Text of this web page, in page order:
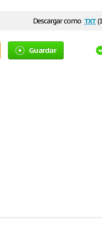
Descargar como txt
Guardar